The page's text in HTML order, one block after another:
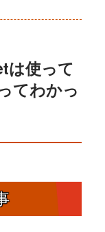
は使って
てわかっ